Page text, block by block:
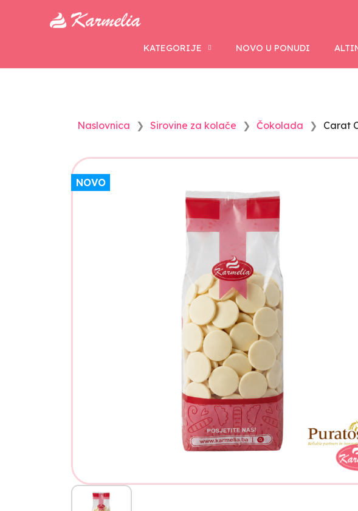
KATEGORIJE NOVO U PONUDI
Naslovnica Sirovine za kolače Čokolada Carat
NOVO